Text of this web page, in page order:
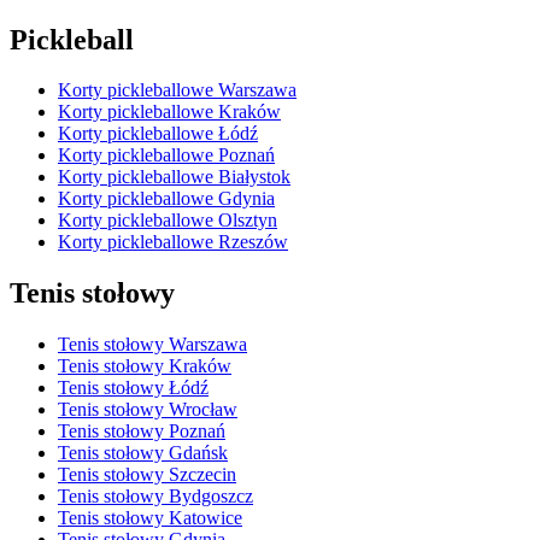
Pickleball
Korty pickleballowe Warszawa
Korty pickleballowe Kraków
Korty pickleballowe Łódź
Korty pickleballowe Poznań
Korty pickleballowe Białystok
Korty pickleballowe Gdynia
Korty pickleballowe Olsztyn
Korty pickleballowe Rzeszów
Tenis stołowy
Tenis stołowy Warszawa
Tenis stołowy Kraków
Tenis stołowy Łódź
Tenis stołowy Wrocław
Tenis stołowy Poznań
Tenis stołowy Gdańsk
Tenis stołowy Szczecin
Tenis stołowy Bydgoszcz
Tenis stołowy Katowice